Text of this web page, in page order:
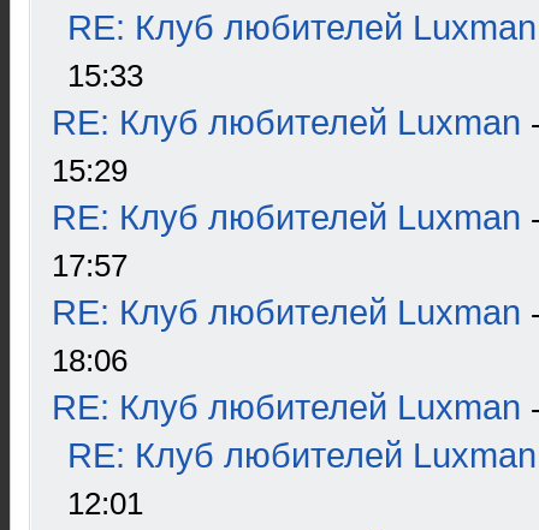
RE: Клуб любителей Luxman
15:33
RE: Клуб любителей Luxman
15:29
RE: Клуб любителей Luxman
17:57
RE: Клуб любителей Luxman
18:06
RE: Клуб любителей Luxman
RE: Клуб любителей Luxman
12:01